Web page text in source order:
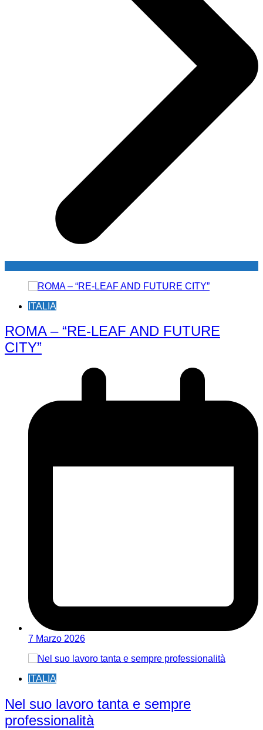
ITALIA
ROMA – “RE-LEAF AND FUTURE
CITY”
7 Marzo 2026
ITALIA
Nel suo lavoro tanta e sempre
professionalità